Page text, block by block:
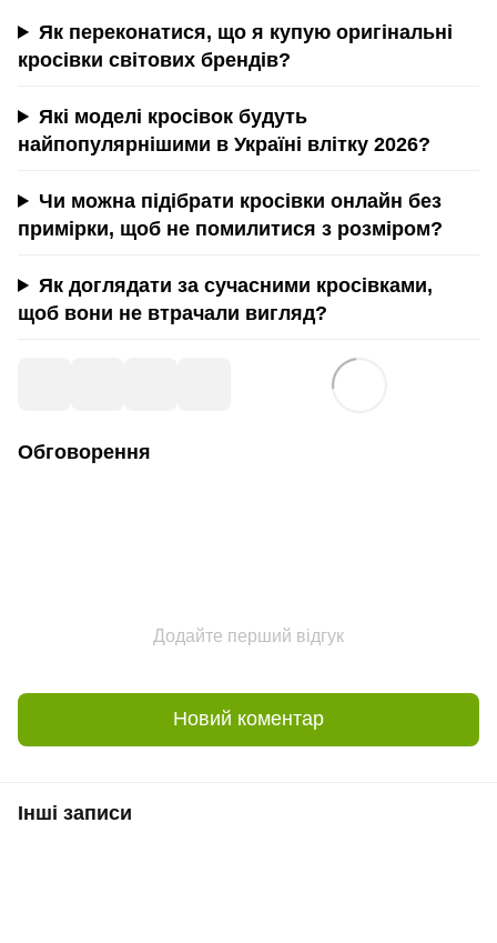
Як переконатися, що я купую оригінальні
кросівки світових брендів?
Які моделі кросівок будуть
найпопулярнішими в Україні влітку 2026?
Чи можна підібрати кросівки онлайн без
примірки, щоб не помилитися з розміром?
Як доглядати за сучасними кросівками,
щоб вони не втрачали вигляд?
Обговорення
Додайте перший відгук
Новий коментар
Інші записи